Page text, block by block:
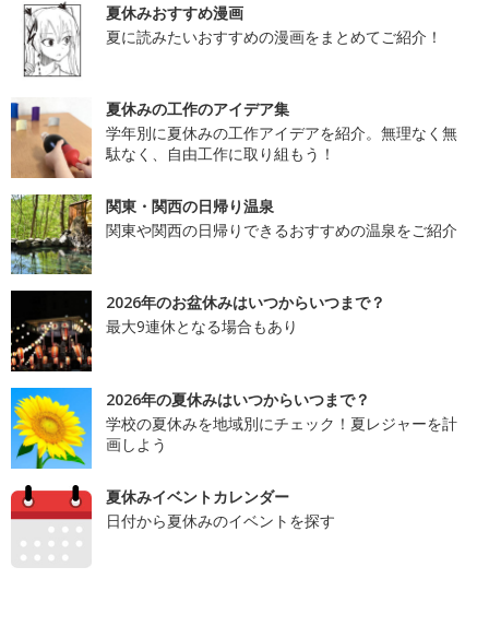
夏休みおすすめ漫画
夏に読みたいおすすめの漫画をまとめてご紹介！
夏休みの工作のアイデア集
学年別に夏休みの工作アイデアを紹介。無理なく無
駄なく、自由工作に取り組もう！
関東・関西の日帰り温泉
関東や関西の日帰りできるおすすめの温泉をご紹介
2026年のお盆休みはいつからいつまで？
最大9連休となる場合もあり
2026年の夏休みはいつからいつまで？
学校の夏休みを地域別にチェック！夏レジャーを計
画しよう
夏休みイベントカレンダー
日付から夏休みのイベントを探す